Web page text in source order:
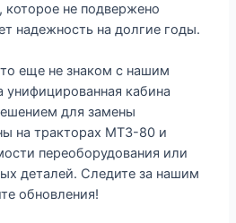
не подвержено
надежность на долгие годы.
еще не знаком с нашим
унифицированная кабина
для замены
на тракторах МТЗ-80 и
переоборудования или
деталей. Следите за нашим
обновления!